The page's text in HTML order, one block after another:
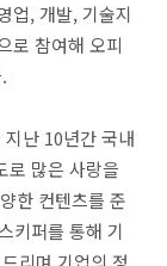
업, 개발, 기술지
로 참여해 오피
난 10년간 국내
로 많은 사랑을
한 컨텐츠를 준
키퍼를 통해 기